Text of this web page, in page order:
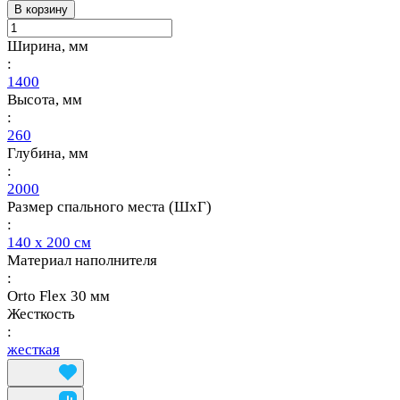
В корзину
Ширина, мм
:
1400
Высота, мм
:
260
Глубина, мм
:
2000
Размер спального места (ШхГ)
:
140 х 200 см
Материал наполнителя
:
Orto Flex 30 мм
Жесткость
:
жесткая